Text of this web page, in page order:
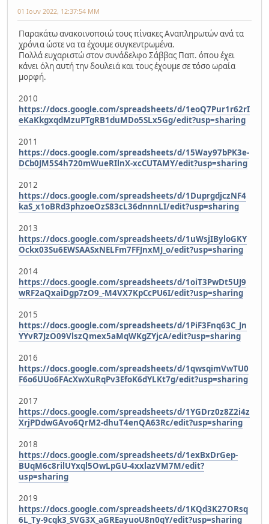
01 Ιουν 2022, 12:37:54 ΜΜ
Παρακάτω ανακοινοποιώ τους πίνακες Αναπληρωτών ανά τα
χρόνια ώστε να τα έχουμε συγκεντρωμένα.
Πολλά ευχαριστώ στον συνάδελφο Σάββας Παπ. όπου έχει
κάνει όλη αυτή την δουλειά και τους έχουμε σε τόσο ωραία
μορφή.
2010
https://docs.google.com/spreadsheets/d/1eoQ7Pur1r62rI
eKaKkgxqdMzuPTgRB1duMDo5SLx5Gg/edit?usp=sharing
2011
https://docs.google.com/spreadsheets/d/15Way97bPK3e-
DCb0JM5S4h720mWueRIlnX-xcCUTAMY/edit?usp=sharing
2012
https://docs.google.com/spreadsheets/d/1DuprgdjczNF4
kaS_x1oBRd3phzoeOzS83cL36dnnnLI/edit?usp=sharing
2013
https://docs.google.com/spreadsheets/d/1uWsjIByloGKY
Ockx03Su6EWSAASxNELFm7FFJnxMJ_o/edit?usp=sharing
2014
https://docs.google.com/spreadsheets/d/1oiT3PwDt5UJ9
wRF2aQxaiDgp7zO9_-M4VX7KpCcPU6I/edit?usp=sharing
2015
https://docs.google.com/spreadsheets/d/1PiF3Fnq63C_Jn
YYvR7JzO09VlszQmex5aMqWKgZYjcA/edit?usp=sharing
2016
https://docs.google.com/spreadsheets/d/1qwsqimVwTU0
F6o6UUo6FAcXwXuRqPv3EfoK6dYLKt7g/edit?usp=sharing
2017
https://docs.google.com/spreadsheets/d/1YGDrz0z8Z2i4z
XrjPDdwGAvo6QrM2-dhuT4enQA63Rc/edit?usp=sharing
2018
https://docs.google.com/spreadsheets/d/1exBxDrGep-
BUqM6c8rilUYxql5OwLpGU-4xxlazVM7M/edit?
usp=sharing
2019
https://docs.google.com/spreadsheets/d/1KQd3K27ORsq
6L_Ty-9cqk3_SVG3X_aGREayuoU8n0qY/edit?usp=sharing